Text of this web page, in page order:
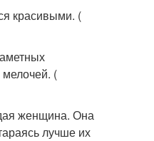
красивыми. (
(
женщина. Она
лучше их